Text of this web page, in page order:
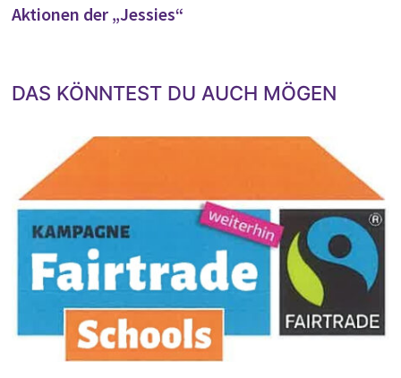
Aktionen der „Jessies“
DAS KÖNNTEST DU AUCH MÖGEN